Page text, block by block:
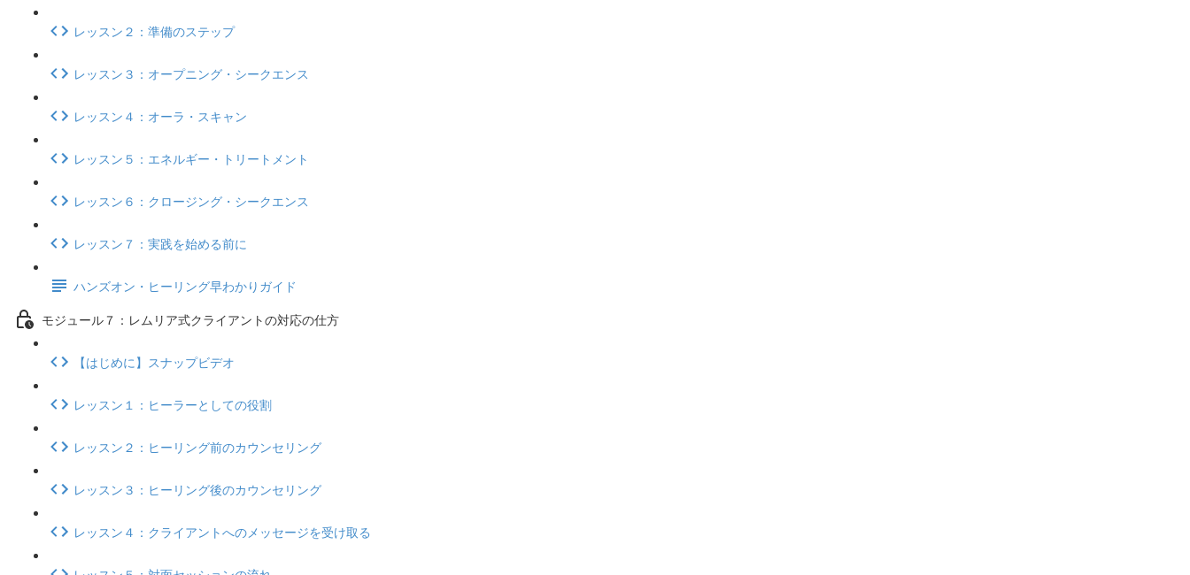
レッスン２：準備のステップ
レッスン３：オープニング・シークエンス
レッスン４：オーラ・スキャン
レッスン５：エネルギー・トリートメント
レッスン６：クロージング・シークエンス
レッスン７：実践を始める前に
ハンズオン・ヒーリング早わかりガイド
モジュール７：レムリア式クライアントの対応の仕方
【はじめに】スナップビデオ
レッスン１：ヒーラーとしての役割
レッスン２：ヒーリング前のカウンセリング
レッスン３：ヒーリング後のカウンセリング
レッスン４：クライアントへのメッセージを受け取る